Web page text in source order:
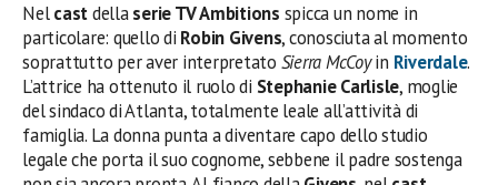
Nelcastdellaserie TV Ambitions spicca un nome in
particolare: quello di Robin Givens, conosciuta al momento
soprattutto per aver interpretato Sierra McCoyin Riverdale.
L’attrice ha ottenuto il ruolo di Stephanie Carlisle, moglie
del sindaco di Atlanta, totalmente leale all’attività di
famiglia. La donna punta a diventare capo dello studio
legale che porta il suo cognome, sebbene il padre sostenga